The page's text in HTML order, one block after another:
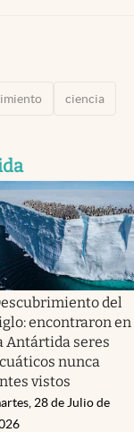
ciencia
del
encontraron en
Antártida seres
nunca
vistos
28 de Julio de